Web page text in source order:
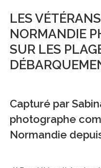
LES
NORMANDIE
SUR LES
Capturé par
photographe
Normandie